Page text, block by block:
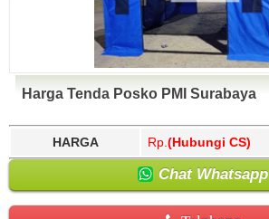
Harga Tenda Posko PMI Surabaya
HARGA Rp. (Hubungi CS)
Chat Whatsapp